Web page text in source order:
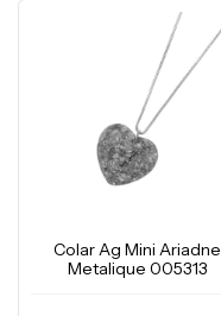
Colar Ag Mini Ariadne
Metalique 005313